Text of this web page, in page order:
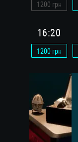
1200 грн
16:20
1200грн